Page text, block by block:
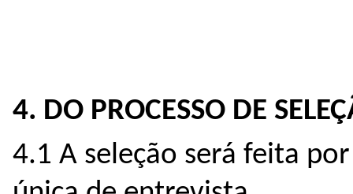
4. DO PROCESSO DE
4.1 A seleção será feita